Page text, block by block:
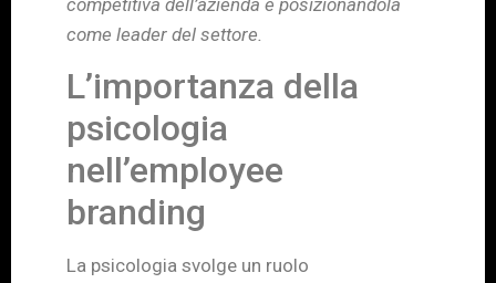
competitiva dell’azienda e posizionandola
come leader del settore.
L’importanza della
psicologia
nell’employee
branding
La psicologia svolge un ruolo